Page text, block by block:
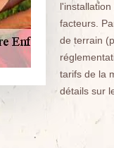
facteurs.
de terrain
tarifs de la
détails sur